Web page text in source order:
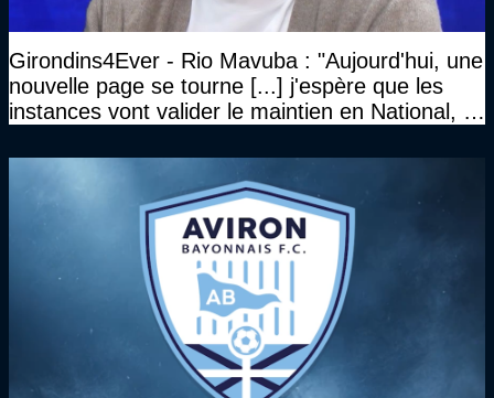
Girondins4Ever - Rio Mavuba : "Aujourd'hui, une
nouvelle page se tourne [...] j'espère que les
instances vont valider le maintien en National, et
haut niveau"